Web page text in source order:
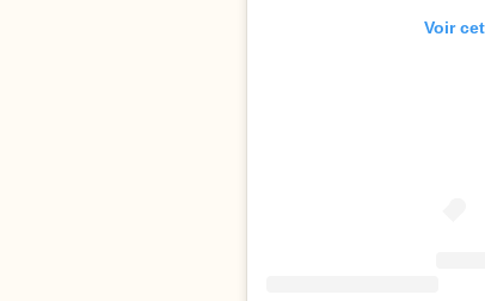
Voir